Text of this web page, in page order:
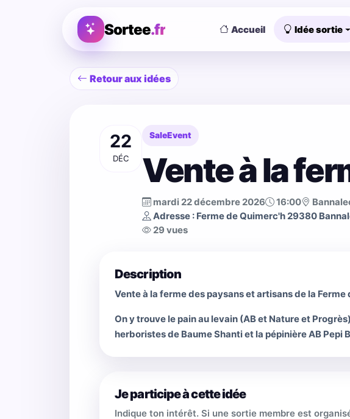
Sortee.fr Accueil Idée sortie
Retour aux idées
22
DÉC
SaleEvent
Vente à la
mardi 22 décembre 2026 16:00
Adresse : Ferme de Quimerc'h 29380
29 vues
Description
Vente à la ferme des paysans et artisans de la
On y trouve le pain au levain (AB et Nature et
herboristes de Baume Shanti et la pépinière AB Pepi
Je participe à cette idée
Indique ton intérêt. Si une sortie membre est